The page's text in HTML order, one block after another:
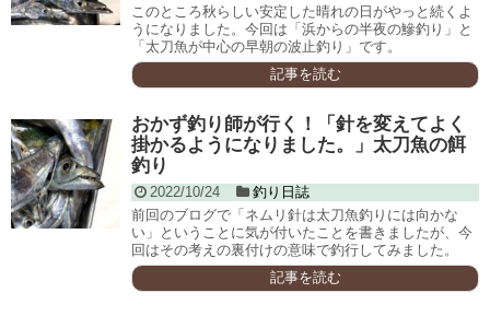
このところ秋らしい安定した晴れの日がやっと続くよ
うになりました。今回は「浜からの半夜の鰺釣り」と
「太刀魚が中心の早朝の波止釣り」です。
記事を読む
おかず釣り師が行く！「針を変えてよく
掛かるようになりました。」太刀魚の餌
釣り
2022/10/24
釣り日誌
前回のブログで「ネムリ針は太刀魚釣りには向かな
い」ということに気が付いたことを書きましたが、今
回はその考えの裏付けの意味で釣行してみました。
記事を読む